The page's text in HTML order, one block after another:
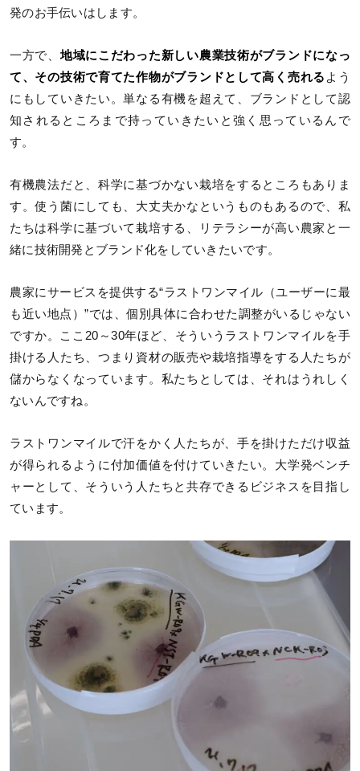
発のお手伝いはします。
一方で、地域にこだわった新しい農業技術がブランドになっ
て、その技術で育てた作物がブランドとして高く売れる よう
にもしていきたい。単なる有機を超えて、ブランドとして認
知されるところまで持っていきたいと強く思っているんで
す。
有機農法だと、科学に基づかない栽培をするところもありま
す。使う菌にしても、大丈夫かなというものもあるので、私
たちは科学に基づいて栽培する、リテラシーが高い農家と一
緒に技術開発とブランド化をしていきたいです。
農家にサービスを提供する“ラストワンマイル（ユーザーに最
も近い地点）”では、個別具体に合わせた調整がいるじゃない
ですか。ここ20～30年ほど、そういうラストワンマイルを手
掛ける人たち、つまり資材の販売や栽培指導をする人たちが
儲からなくなっています。私たちとしては、それはうれしく
ないんですね。
ラストワンマイルで汗をかく人たちが、手を掛けただけ収益
が得られるように付加価値を付けていきたい。大学発ベンチ
ャーとして、そういう人たちと共存できるビジネスを目指し
ています。